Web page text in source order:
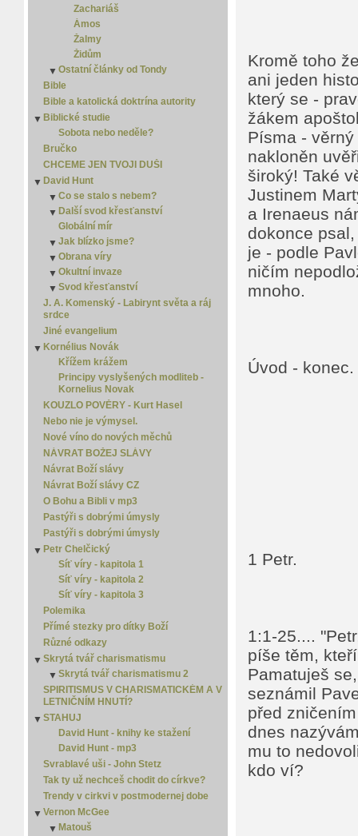
Zachariáš
Ámos
Žalmy
Židům
▼ Ostatní články od Tondy
Islám
Jediná cesta
Jidáš Iškariotský
Jistota
Kdo odvalil kámen?
Kterou?
Moudrost
New Age
Náboženství versus křesťanství
Osamělý spasitel
Porozumět slovu
Smrt
Spása je zadarmo
Zlý sen
Bible
Bible a katolická doktrína autority
▼ Biblické studie
Sobota nebo neděle?
Bručko
CHCEME JEN TVOJI DUŠI
▼ David Hunt
▼ Co se stalo s nebem?
Co se stalo s nebem? - 2
Co se stalo s nebem? - 3
Co se stalo s nebem? - 4
▼ Další svod křesťanství
Další svod křesťanství 2
Další svod křesťanství 3
Globální mír
▼ Jak blízko jsme?
Jak blízko jsme? 2
Jak blízko jsme? 3
Jak blízko jsme? 4
Jak blízko jsme? 5
▼ Obrana víry
Obrana víry 2
Obrana víry 3
▼ Okultní invaze
▼Okultní invaze 2
Okultní invaze 3
▼ Svod křesťanství
Svod křesťanství 2
J. A. Komenský - Labirynt světa a ráj
srdce
Jiné evangelium
▼ Kornélius Novák
Křížem krážem
Principy vyslyšených modliteb -
Kornelius Novak
KOUZLO POVĚRY - Kurt Hasel
Nebo nie je výmysel.
Nové víno do nových měchů
NÁVRAT BOŽEJ SLÁVY
Návrat Boží slávy
Návrat Boží slávy CZ
O Bohu a Bibli v mp3
Pastýři s dobrými úmysly
Pastýři s dobrými úmysly
▼ Petr Chelčický
Síť víry - kapitola 1
Síť víry - kapitola 2
Síť víry - kapitola 3
Polemika
Přímé stezky pro dítky Boží
Různé odkazy
▼ Skrytá tvář charismatismu
▼ Skrytá tvář charismatismu 2
▼Skrytá tvář charismatismu 3
Skrytá tvář charismatismu 4
SPIRITISMUS V CHARISMATICKÉM A V
LETNIČNÍM HNUTÍ?
▼ STAHUJ
David Hunt - knihy ke stažení
David Hunt - mp3
Svrablavé uši - John Stetz
Tak ty už nechceš chodit do církve?
Trendy v cirkvi v postmodernej dobe
▼ Vernon McGee
▼ Matouš
Kromě toho
ani jeden
který se -
žákem
Písma -
nakloněn
široký! Také
Justinem
a Irenaeus
dokonce
je - podle
ničím
mnoho.
Úvod - konec.
1 Petr.
1:1-25....
píše těm,
Pamatuješ
seznámil
před
dnes
mu to
kdo ví?